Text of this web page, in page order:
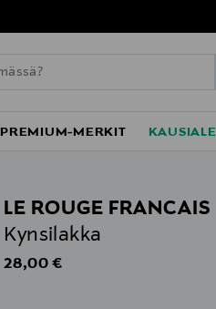
PREMIUM-MERKIT
LE ROUGE FRANCAIS
Kynsilakka
Original Price
28,00 €